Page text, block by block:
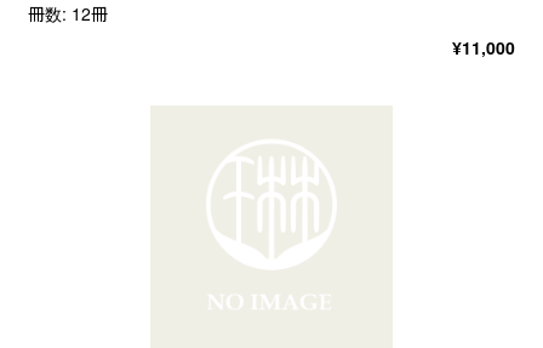
冊数: 12冊
¥11,000